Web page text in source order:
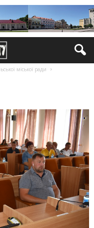
міської ради